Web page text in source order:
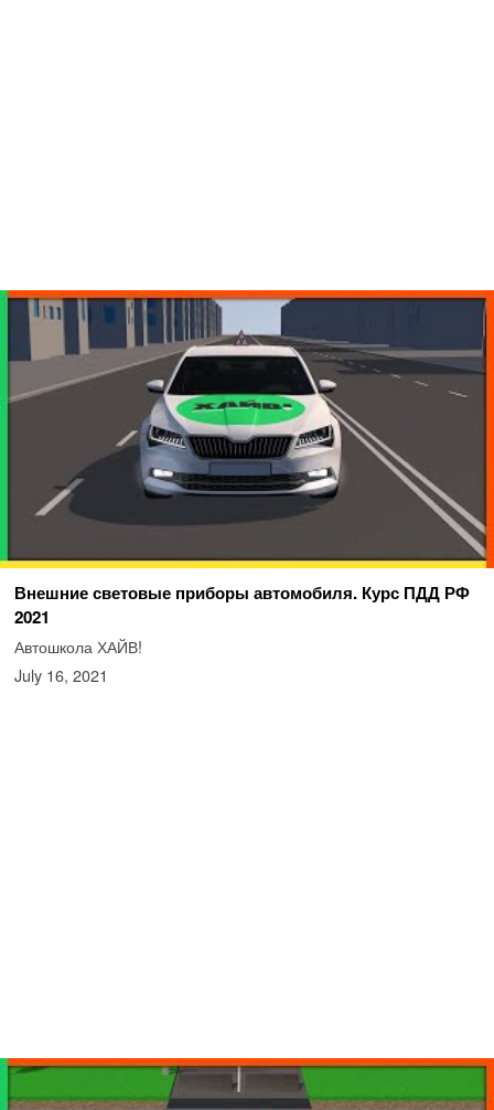
Внешние световые приборы автомобиля. Курс ПДД РФ
2021
Автошкола ХАЙВ!
July 16, 2021